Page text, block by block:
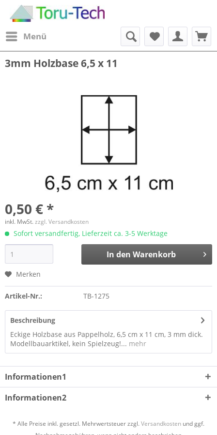
Menü
3mm Holzbase 6,5 x 11
0,50 € *
inkl. MwSt.zzgl. Versandkosten
Sofort versandfertig, Lieferzeit ca. 3-5 Werktage
In den Warenkorb
Merken
Artikel-Nr.: TB-1275
Beschreibung
Eckige Holzbase aus Pappelholz, 6,5 cm x 11 cm, 3 mm dick.
Modellbauarktikel, kein Spielzeug!... mehr
Informationen1
Informationen2
* Alle Preise inkl. gesetzl. Mehrwertsteuer zzgl.Versandkosten und ggf.